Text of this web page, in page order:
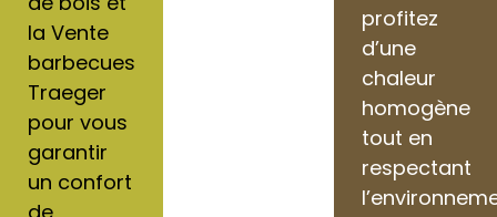
la Vente
barbecues
Traeger
pour vous
garantir
un confort
profitez
d’une
chaleur
homogène
tout en
respectant